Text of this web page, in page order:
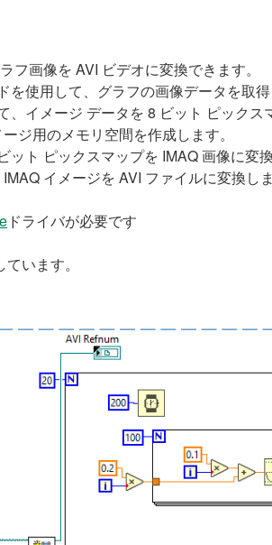
画像を AVI ビデオに変換できます。
を使用して、グラフの画像データを取得
、イメージ データを 8 ビット ピックス
ジ用のメモリ空間を作成します。
ット ピックスマップを IMAQ 画像に変換
イメージを AVI ファイルに変換しま
ドライバが必要です
います。